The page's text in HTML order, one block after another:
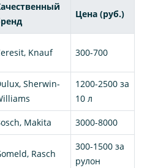
Цена (руб.)
Knauf 300-700
Sherwin-
1200-2500 за
10 л
Makita 3000-8000
Rasch
300-1500 за
рулон